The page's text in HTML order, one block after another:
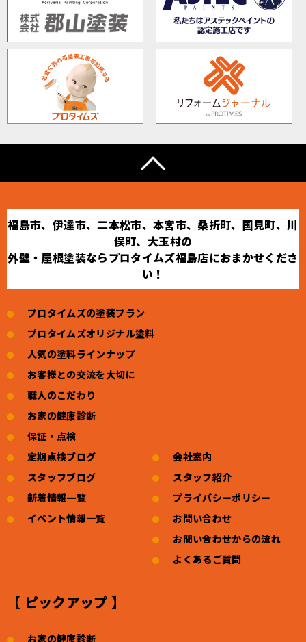
福島市、伊達市、二本松市、本宮市、桑折町、国見町、川
俣町、大玉村の
外壁・屋根塗装ならプロタイムズ福島店におまかせくださ
い！
プロタイムズの塗装プラン
プロタイムズオリジナル塗料
人気の塗料ラインナップ
お客様との交流を大切に
職人のこだわり
お家の健康診断
保証・点検
定期点検ブログ
スタッフブログ
新着情報一覧
イベント情報一覧
会社案内
スタッフ紹介
プライバシーポリシー
お問い合わせ
お問い合わせからの流れ
よくあるご質問
【 ピックアップ 】
お家の健康診断